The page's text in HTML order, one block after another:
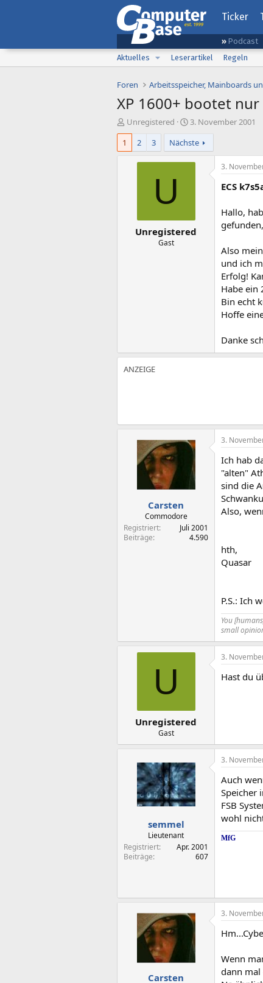
Ticker
Podcast
Aktuelles
Leserartikel Regeln
Foren Arbeitsspeicher, Mainboards
XP 1600+ bootet nur
E
r
t
Unregistered
E
r
s
t
e
m
3. November 2001
1
2 3 Nächste
U
Unregistered
Gast
3.
ECS
Hallo,
Also
und ich
Erfolg!
Habe ein
Bin echt
Hoffe
Danke
Carsten
Commodore
Registriert
Juli 2001
Beiträge
4.590
3.
Ich hab
"alten"
sind die
Also,
hth,
Quasar
P.S.: Ich
You
small
U
Unregistered
Gast
3.
Hast du
semmel
Lieutenant
Registriert
Apr. 2001
Beiträge
607
3.
Auch
Speicher
FSB
wohl
MfG
Carsten
3.
Wenn
dann